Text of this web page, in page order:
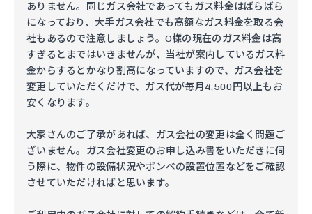
ありません。同じガス会社であってもガス料金はばらばら
になっており、大手ガス会社でも高額なガス料金を取る会
社もあるので注意しましょう。O様の現在のガス料金は高
すぎるとまではいきませんが、当社が案内しているガス料
金からするとかなり割高になっていますので、ガス会社を
変更していただくだけで、ガス代が毎月4,500円以上もお
安くなります。
大家さんのご了承があれば、ガス会社の変更は全く問題ご
ざいません。ガス会社変更のお申し込み書をいただきに伺
う際に、物件の設備状況やボンベの設置位置などをご確認
させていただければと思います。